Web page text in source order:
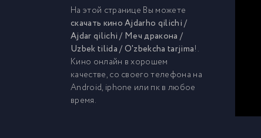
На этой странице Вы можете
скачать кино Ajdarho qilichi /
Ajdar qilichi / Меч дракона /
Uzbek tilida / O'zbekcha tarjima!.
Кино онлайн в хорошем
качестве, со своего телефона на
Android, iphone или пк в любое
время.